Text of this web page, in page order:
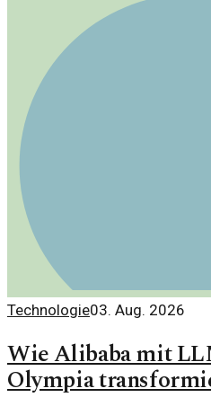
Technologie03. Aug. 2026
Wie Alibaba mit
Olympia